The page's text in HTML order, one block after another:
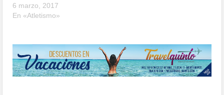
6 marzo, 2017
En «Atletismo»